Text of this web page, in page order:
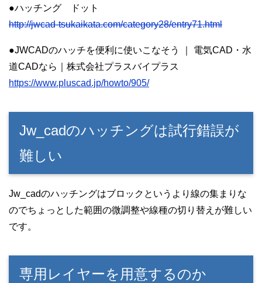
●ハッチング ドット
http://jwcad-tsukaikata.com/category28/entry71.html
●JWCADのハッチを便利に使いこなそう ｜ 電気CAD・水
道CADなら｜株式会社プラスバイプラス
https://www.pluscad.jp/howto/905/
Jw_cadのハッチングは試行錯誤が
難しい
Jw_cadのハッチングはブロックというより線の集まりな
のでちょっとした範囲の微調整や線種の切り替えが難しい
です。
専用レイヤーを用意するのか